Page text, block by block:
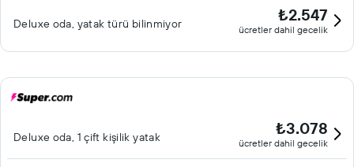
Deluxe oda, yatak türü bilinmiyor ₺2.547
ücretler dahil gecelik
Deluxe oda, 1 çift kişilik yatak ₺3.078
ücretler dahil gecelik